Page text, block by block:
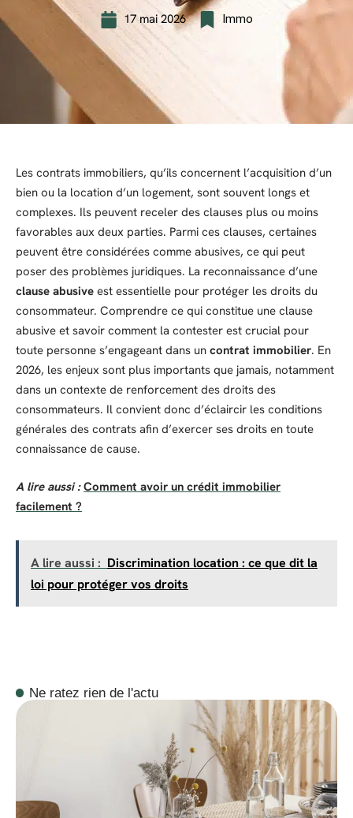
17 mai 2026 Immo
Les contrats immobiliers, qu’ils concernent l’acquisition d’un
bien ou la location d’un logement, sont souvent longs et
complexes. Ils peuvent receler des clauses plus ou moins
favorables aux deux parties. Parmi ces clauses, certaines
peuvent être considérées comme abusives, ce qui peut
poser des problèmes juridiques. La reconnaissance d’une
clause abusive est essentielle pour protéger les droits du
consommateur. Comprendre ce qui constitue une clause
abusive et savoir comment la contester est crucial pour
toute personne s’engageant dans un contrat immobilier. En
2026, les enjeux sont plus importants que jamais, notamment
dans un contexte de renforcement des droits des
consommateurs. Il convient donc d’éclaircir les conditions
générales des contrats afin d’exercer ses droits en toute
connaissance de cause.
A lire aussi : Comment avoir un crédit immobilier
facilement ?
A lire aussi : Discrimination location : ce que dit la
loi pour protéger vos droits
Ne ratez rien de l'actu